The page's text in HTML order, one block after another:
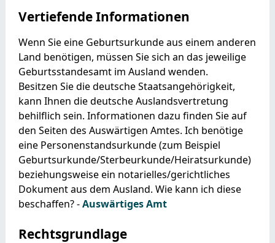
Vertiefende Informationen
Wenn Sie eine Geburtsurkunde aus einem anderen
Land benötigen, müssen Sie sich an das jeweilige
Geburtsstandesamt im Ausland wenden.
Besitzen Sie die deutsche Staatsangehörigkeit,
kann Ihnen die deutsche Auslandsvertretung
behilflich sein. Informationen dazu finden Sie auf
den Seiten des Auswärtigen Amtes. Ich benötige
eine Personenstandsurkunde (zum Beispiel
Geburtsurkunde/Sterbeurkunde/Heiratsurkunde)
beziehungsweise ein notarielles/gerichtliches
Dokument aus dem Ausland. Wie kann ich diese
beschaffen? -Auswärtiges Amt
Rechtsgrundlage